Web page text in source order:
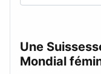
Une
Mondial